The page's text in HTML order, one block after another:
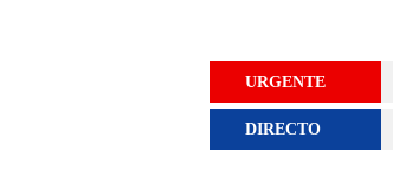
URGENTE
DIRECTO